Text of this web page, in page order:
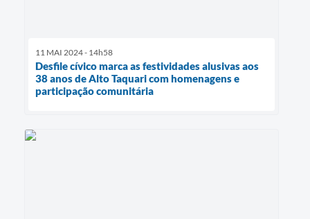
11 MAI 2024 - 14h58
Desfile cívico marca as festividades alusivas aos
38 anos de Alto Taquari com homenagens e
participação comunitária